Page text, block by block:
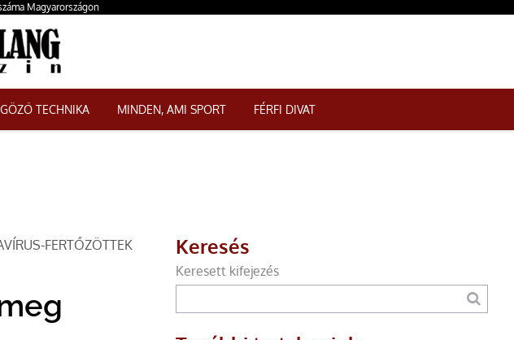
Magyarországon
TECHNIKA MINDEN, AMI SPORT FÉRFI DIVAT
FERTŐZÖTTEK
Keresés
Keresett kifejezés